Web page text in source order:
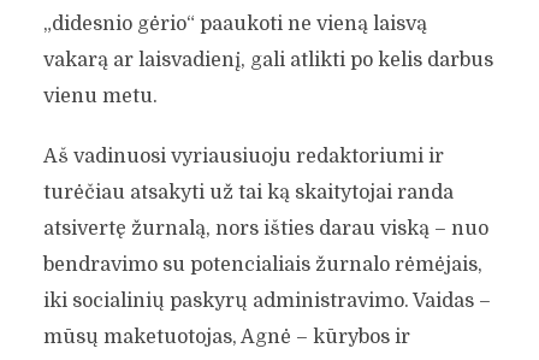
„didesnio gėrio“ paaukoti ne vieną laisvą
vakarą ar laisvadienį, gali atlikti po kelis darbus
vienu metu.
Aš vadinuosi vyriausiuoju redaktoriumi ir
turėčiau atsakyti už tai ką skaitytojai randa
atsivertę žurnalą, nors išties darau viską – nuo
bendravimo su potencialiais žurnalo rėmėjais,
iki socialinių paskyrų administravimo. Vaidas –
mūsų maketuotojas, Agnė – kūrybos ir